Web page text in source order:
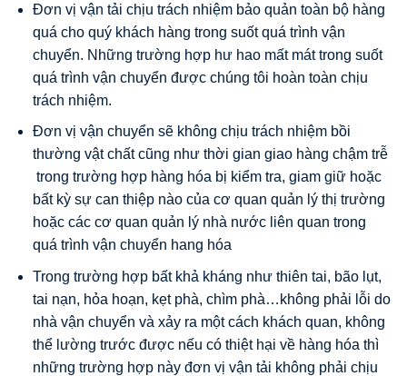
Đơn vị vận tải chịu trách nhiệm bảo quản toàn bộ hàng
quá cho quý khách hàng trong suốt quá trình vận
chuyển. Những trường hợp hư hao mất mát trong suốt
quá trình vận chuyển được chúng tôi hoàn toàn chịu
trách nhiệm.
Đơn vị vận chuyển sẽ không chịu trách nhiệm bồi
thường vật chất cũng như thời gian giao hàng chậm trễ
trong trường hợp hàng hóa bị kiểm tra, giam giữ hoặc
bất kỳ sự can thiệp nào của cơ quan quản lý thị trường
hoặc các cơ quan quản lý nhà nước liên quan trong
quá trình vận chuyển hang hóa
Trong trường hợp bất khả kháng như thiên tai, bão lụt,
tai nạn, hỏa hoạn, kẹt phà, chìm phà…không phải lỗi do
nhà vận chuyển và xảy ra một cách khách quan, không
thể lường trước được nếu có thiệt hại về hàng hóa thì
những trường hợp này đơn vị vận tải không phải chịu